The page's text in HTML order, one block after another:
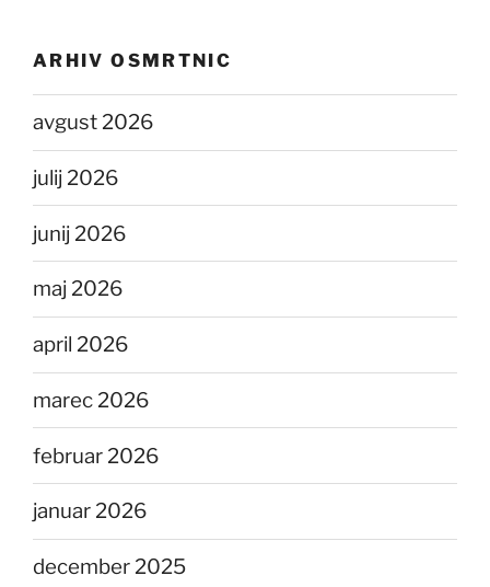
ARHIV OSMRTNIC
avgust 2026
julij 2026
junij 2026
maj 2026
april 2026
marec 2026
februar 2026
januar 2026
december 2025